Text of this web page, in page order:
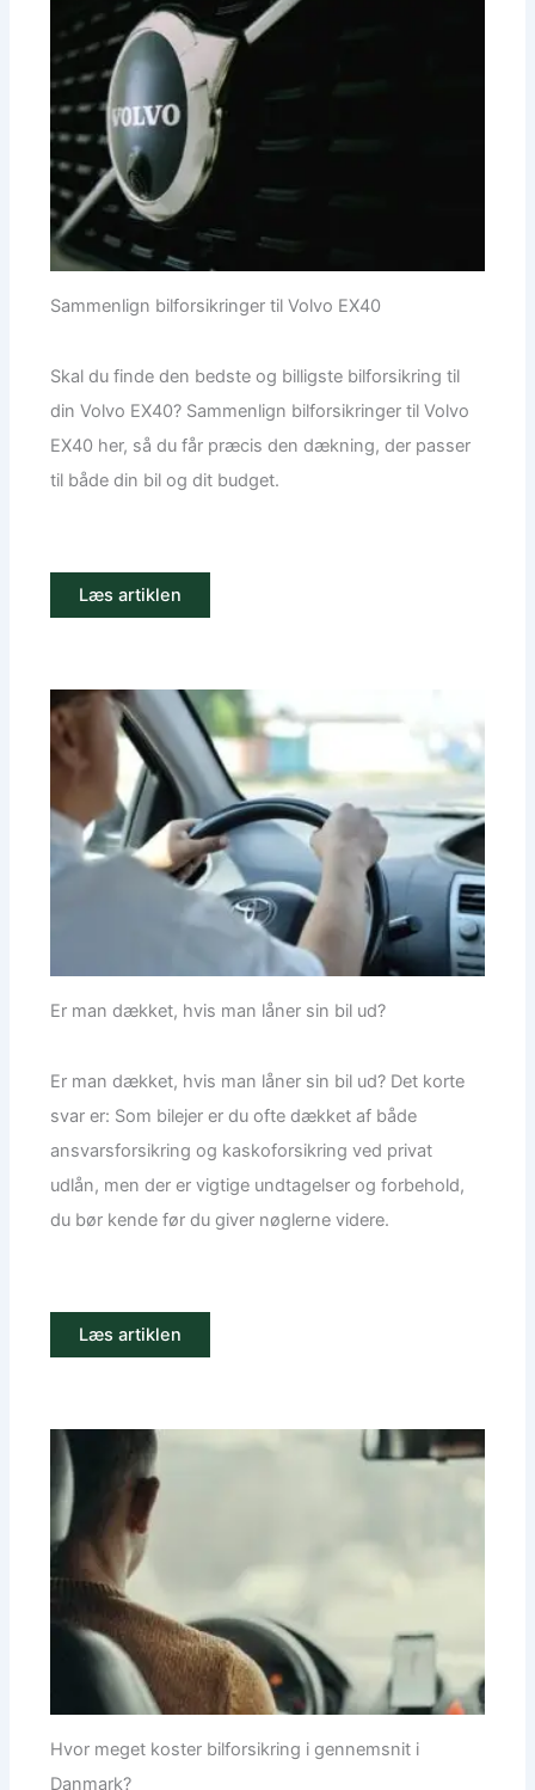
Sammenlign bilforsikringer til Volvo EX40
Skal du finde den bedste og billigste bilforsikring til
din Volvo EX40? Sammenlign bilforsikringer til Volvo
EX40 her, så du får præcis den dækning, der passer
til både din bil og dit budget.
Læs artiklen
Er man dækket, hvis man låner sin bil ud?
Er man dækket, hvis man låner sin bil ud? Det korte
svar er: Som bilejer er du ofte dækket af både
ansvarsforsikring og kaskoforsikring ved privat
udlån, men der er vigtige undtagelser og forbehold,
du bør kende før du giver nøglerne videre.
Læs artiklen
Hvor meget koster bilforsikring i gennemsnit i
Danmark?